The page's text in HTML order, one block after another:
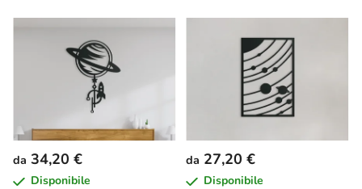
da 34,20 €
Disponibile
da 27,20 €
Disponibile